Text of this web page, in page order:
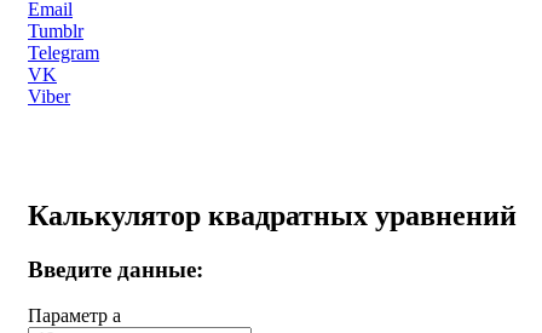
Email
Tumblr
Telegram
VK
Viber
Калькулятор квадратных уравнений
Введите данные:
Параметр a